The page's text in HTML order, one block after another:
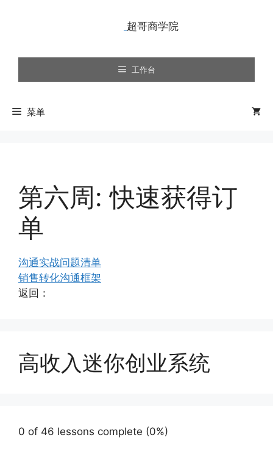
工作台
菜单
第六周: 快速获得订
单
沟通实战问题清单
销售转化沟通框架
返回：
高收入迷你创业系统
0 of 46 lessons complete (0%)